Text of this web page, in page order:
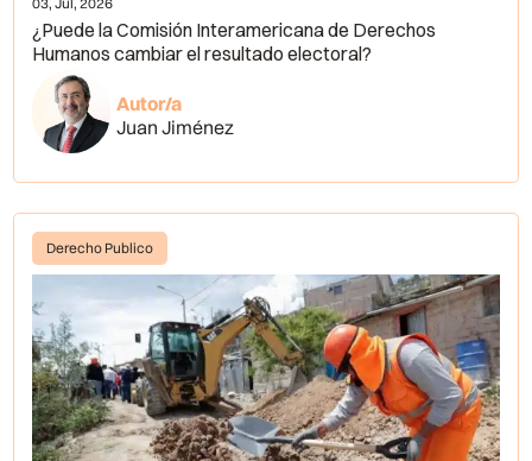
¿Puede la Comisión Interamericana de Derechos
Humanos cambiar el resultado electoral?
Autor/a
Juan Jiménez
Derecho Publico